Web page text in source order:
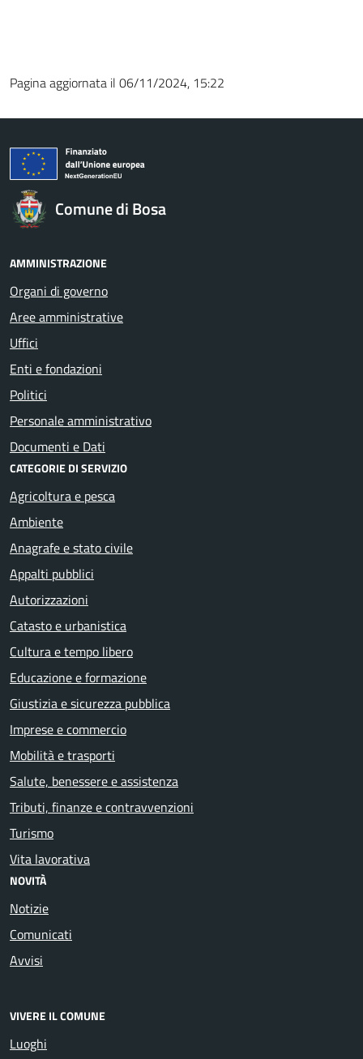
Pagina aggiornata il 06/11/2024, 15:22
Comune di Bosa
AMMINISTRAZIONE
Organi di governo
Aree amministrative
Uffici
Enti e fondazioni
Politici
Personale amministrativo
Documenti e Dati
CATEGORIE DI SERVIZIO
Agricoltura e pesca
Ambiente
Anagrafe e stato civile
Appalti pubblici
Autorizzazioni
Catasto e urbanistica
Cultura e tempo libero
Educazione e formazione
Giustizia e sicurezza pubblica
Imprese e commercio
Mobilità e trasporti
Salute, benessere e assistenza
Tributi, finanze e contravvenzioni
Turismo
Vita lavorativa
NOVITÀ
Notizie
Comunicati
Avvisi
VIVERE IL COMUNE
Luoghi